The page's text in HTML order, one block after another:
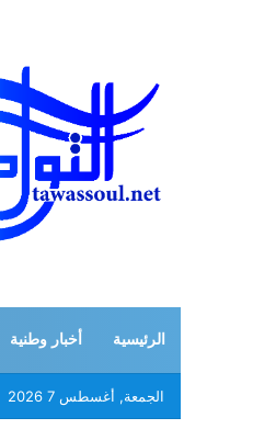
الرئيسية أخبار وطنية
الجمعة, أغسطس 7 2026